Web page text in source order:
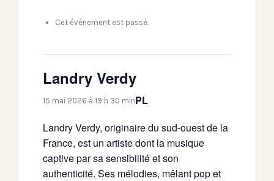
Cet évènement est passé.
Landry Verdy
15 mai 2026 à 19 h 30 minPL
Landry Verdy, originaire du sud-ouest de la
France, est un artiste dont la musique
captive par sa sensibilité et son
authenticité. Ses mélodies, mêlant pop et